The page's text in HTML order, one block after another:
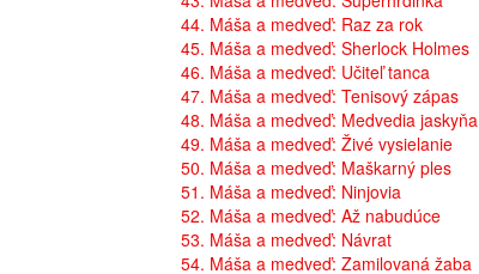
44. Máša a medveď: Raz za rok
45. Máša a medveď: Sherlock Holmes
46. Máša a medveď: Učiteľ tanca
47. Máša a medveď: Tenisový zápas
48. Máša a medveď: Medvedia jaskyňa
49. Máša a medveď: Živé vysielanie
50. Máša a medveď: Maškarný ples
51. Máša a medveď: Ninjovia
52. Máša a medveď: Až nabudúce
53. Máša a medveď: Návrat
54. Máša a medveď: Zamilovaná žaba